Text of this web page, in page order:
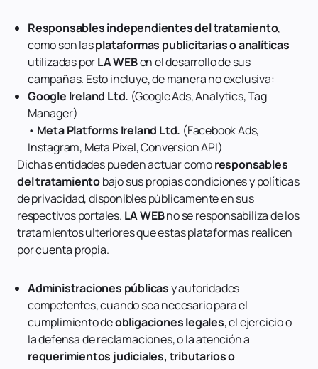
Responsables independientes del tratamiento,
como son lasplataformas publicitarias o analíticas
utilizadas porLA WEBen el desarrollo de sus
campañas. Esto incluye, de manera no exclusiva:
Google Ireland Ltd. (Google Ads, Analytics, Tag
Manager)
• Meta Platforms Ireland Ltd. (Facebook Ads,
Instagram, Meta Pixel, Conversion API)
Dichas entidades pueden actuar comoresponsables
del tratamientobajo sus propias condiciones y políticas
de privacidad, disponibles públicamente en sus
respectivos portales. LA WEBno se responsabiliza de los
tratamientos ulteriores que estas plataformas realicen
por cuenta propia.
Administraciones públicasy autoridades
competentes, cuando sea necesario para el
cumplimiento deobligaciones legales, el ejercicio o
la defensa de reclamaciones, o la atención a
requerimientos judiciales, tributarios o